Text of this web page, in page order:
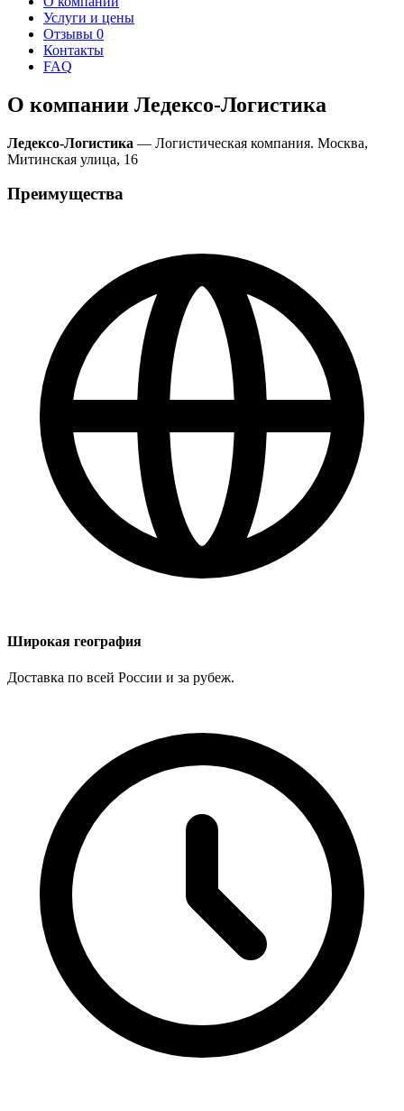
Услуги и цены
Отзывы 0
Контакты
FAQ
О компании Ледексо-Логистика
Ледексо-Логистика — Логистическая компания. Москва,
Митинская улица, 16
Преимущества
Широкая география
Доставка по всей России и за рубеж.